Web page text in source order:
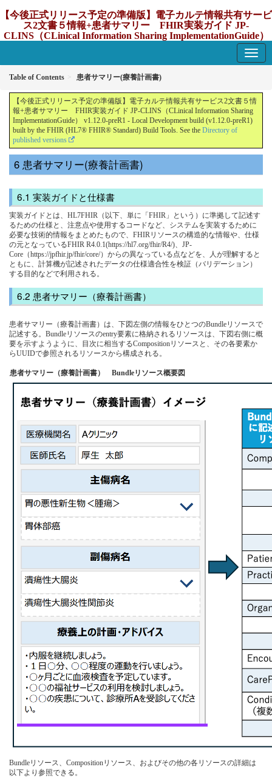
【今後正式リリース予定の準備版】電子カルテ情報共有サービ
ス2文書５情報+患者サマリー FHIR実装ガイド JP-
CLINS（CLinical Information Sharing ImplementationGuide）
Table of Contents 患者サマリー(療養計画書)
【今後正式リリース予定の準備版】電子カルテ情報共有サービス2文書５情
報+患者サマリー FHIR実装ガイド JP-CLINS（CLinical Information Sharing
ImplementationGuide） v1.12.0-preR1 - Local Development build (v1.12.0-preR1)
built by the FHIR (HL7® FHIR® Standard) Build Tools. See the Directory of
published versions
患者サマリー(療養計画書)
実装ガイドと仕様書
実装ガイドとは、HL7FHIR（以下、単に「FHIR」という）に準拠して記述す
るための仕様と、注意点や使用するコードなど、システムを実装するために
必要な技術的情報をまとめたもので、FHIRリソースの構造的な情報や、仕様
の元となっているFHIR R4.0.1(https://hl7.org/fhir/R4/)、JP-
Core（https://jpfhir.jp/fhir/core/）からの異なっている点などを、人が理解すると
ともに、計算機が記述されたデータの仕様適合性を検証（バリデーション）
する目的などで利用される。
患者サマリー（療養計画書）
患者サマリー（療養計画書）は、下図左側の情報をひとつのBundleリソースで
記述する。Bundleリソースのentry要素に格納されるリソースは、下図右側に概
要を示すようように、目次に相当するCompositionリソースと、その各要素か
らUUIDで参照されるリソースから構成される。
患者サマリー（療養計画書） Bundleリソース概要図
Bundleリソース、Compositionリソース、およびその他の各リソースの詳細は
以下より参照できる。